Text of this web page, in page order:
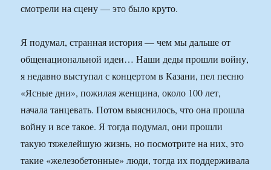
смотрели на сцену — это было круто.
Я подумал, странная история — чем мы дальше от
общенациональной идеи… Наши деды прошли войну,
я недавно выступал с концертом в Казани, пел песню
«Ясные дни», пожилая женщина, около 100 лет,
начала танцевать. Потом выяснилось, что она прошла
войну и все такое. Я тогда подумал, они прошли
такую тяжелейшую жизнь, но посмотрите на них, это
такие «железобетонные» люди, тогда их поддерживала